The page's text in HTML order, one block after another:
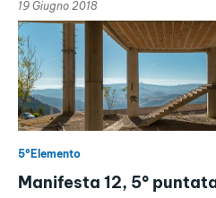
19 Giugno 2018
5°Elemento
Manifesta 12, 5°